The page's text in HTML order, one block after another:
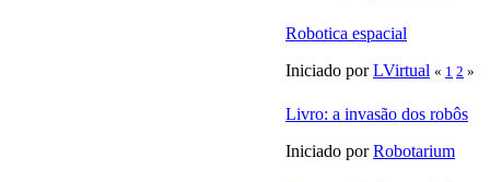
Robotica espacial
Iniciado porLVirtual « 1 2 »
Livro: a invasão dos robôs
Iniciado porRobotarium